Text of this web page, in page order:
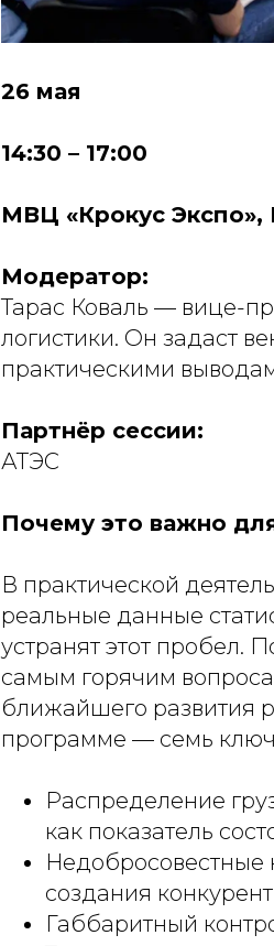
26 мая
14:30 – 17:00
МВЦ «Крокус Экспо»,
Модератор:
Тарас Коваль — вице-
логистики. Он задаст
практическими
Партнёр сессии:
АТЭС
Почему это важно
В практической
реальные данные
устранят этот пробел.
самым горячим
ближайшего развития
программе — семь
Распределение
как показатель
Недобросовестные
создания
Габбаритный